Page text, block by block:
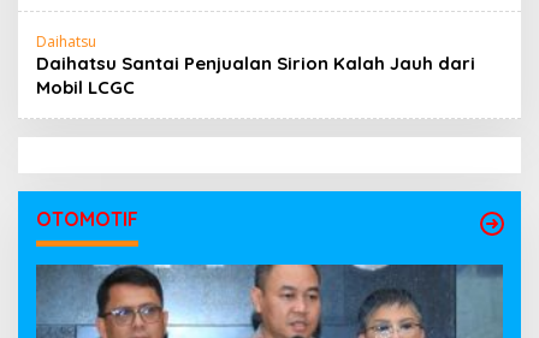
Daihatsu
Daihatsu Santai Penjualan Sirion Kalah Jauh dari
Mobil LCGC
OTOMOTIF